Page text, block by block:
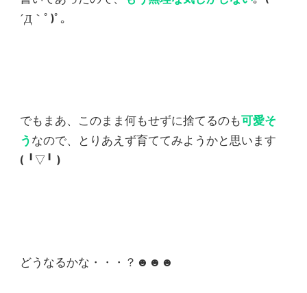
´Д｀ﾟ)ﾟ｡
でもまあ、このまま何もせずに捨てるのも可愛そ
う なので、とりあえず育ててみようかと思います
(⁠ ⁠╹⁠▽⁠╹⁠ ⁠)
どうなるかな・・・？☻☻☻